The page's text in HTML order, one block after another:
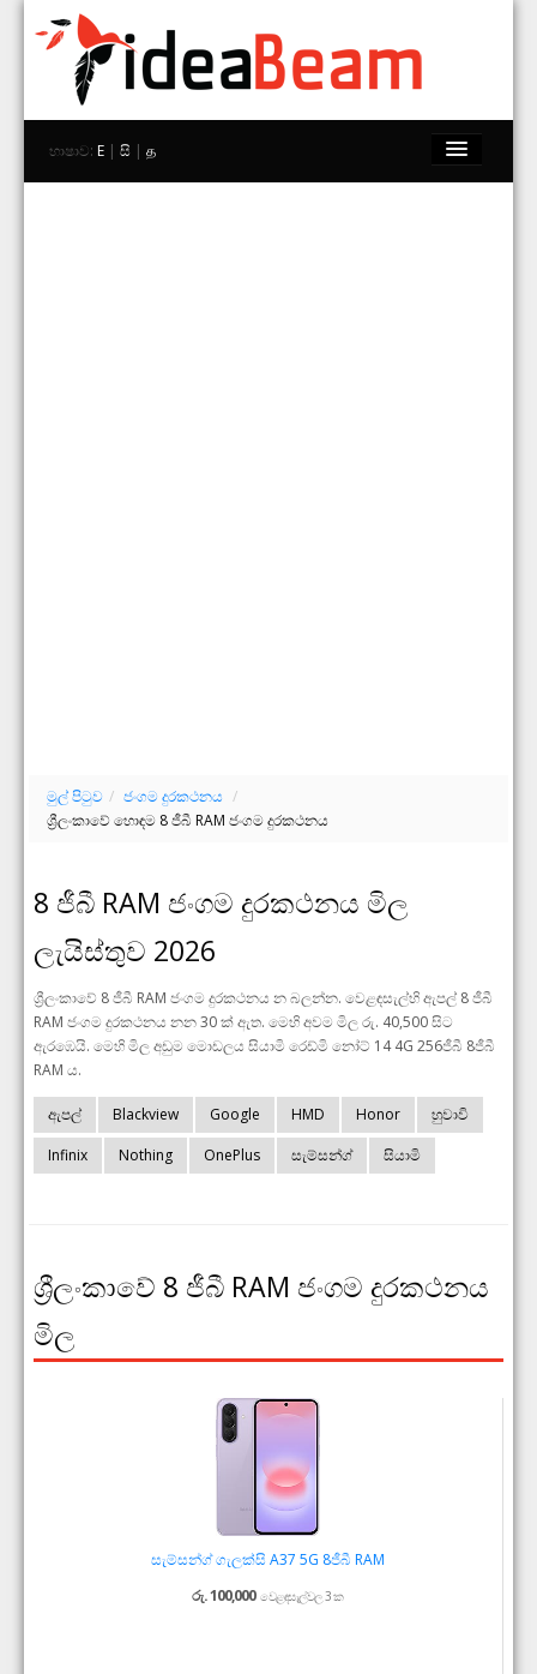
භාෂාව: E | සි | த
මුල් පිටුව
මුල් පිටුව / ජංගම දුරකථනය /
ශ්‍රීලංකාවේ හොඳම 8 ජීබී RAM ජංගම දුරකථනය
8 ජීබී RAM ජංගම දුරකථනය මිල
ලැයිස්තුව 2026
ශ්‍රීලංකාවේ 8 ජීබී RAM ජංගම දුරකථනය න බලන්න. වෙළඳසැල්හි ඇපල් 8 ජීබී
RAM ජංගම දුරකථනය නන 30 ක් ඇත. මෙහි අවම මිල රු. 40,500 සිට
ඇරඹෙයි. මෙහි මිල අඩුම මොඩලය සියාමි රෙඩ්මි නෝට් 14 4G 256ජීබී 8ජීබී
RAM ය.
ඇපල් Blackview Google HMD Honor
හුවාවි
Infinix
Nothing OnePlus සැම්සන්ග් සියාමි
ශ්‍රීලංකාවේ 8 ජීබී RAM ජංගම දුරකථනය
මිල
සැම්සන්ග් ගැලක්සි A37 5G 8ජීබී RAM
රු. 100,000 වෙළඳසැල්වල 3 ක